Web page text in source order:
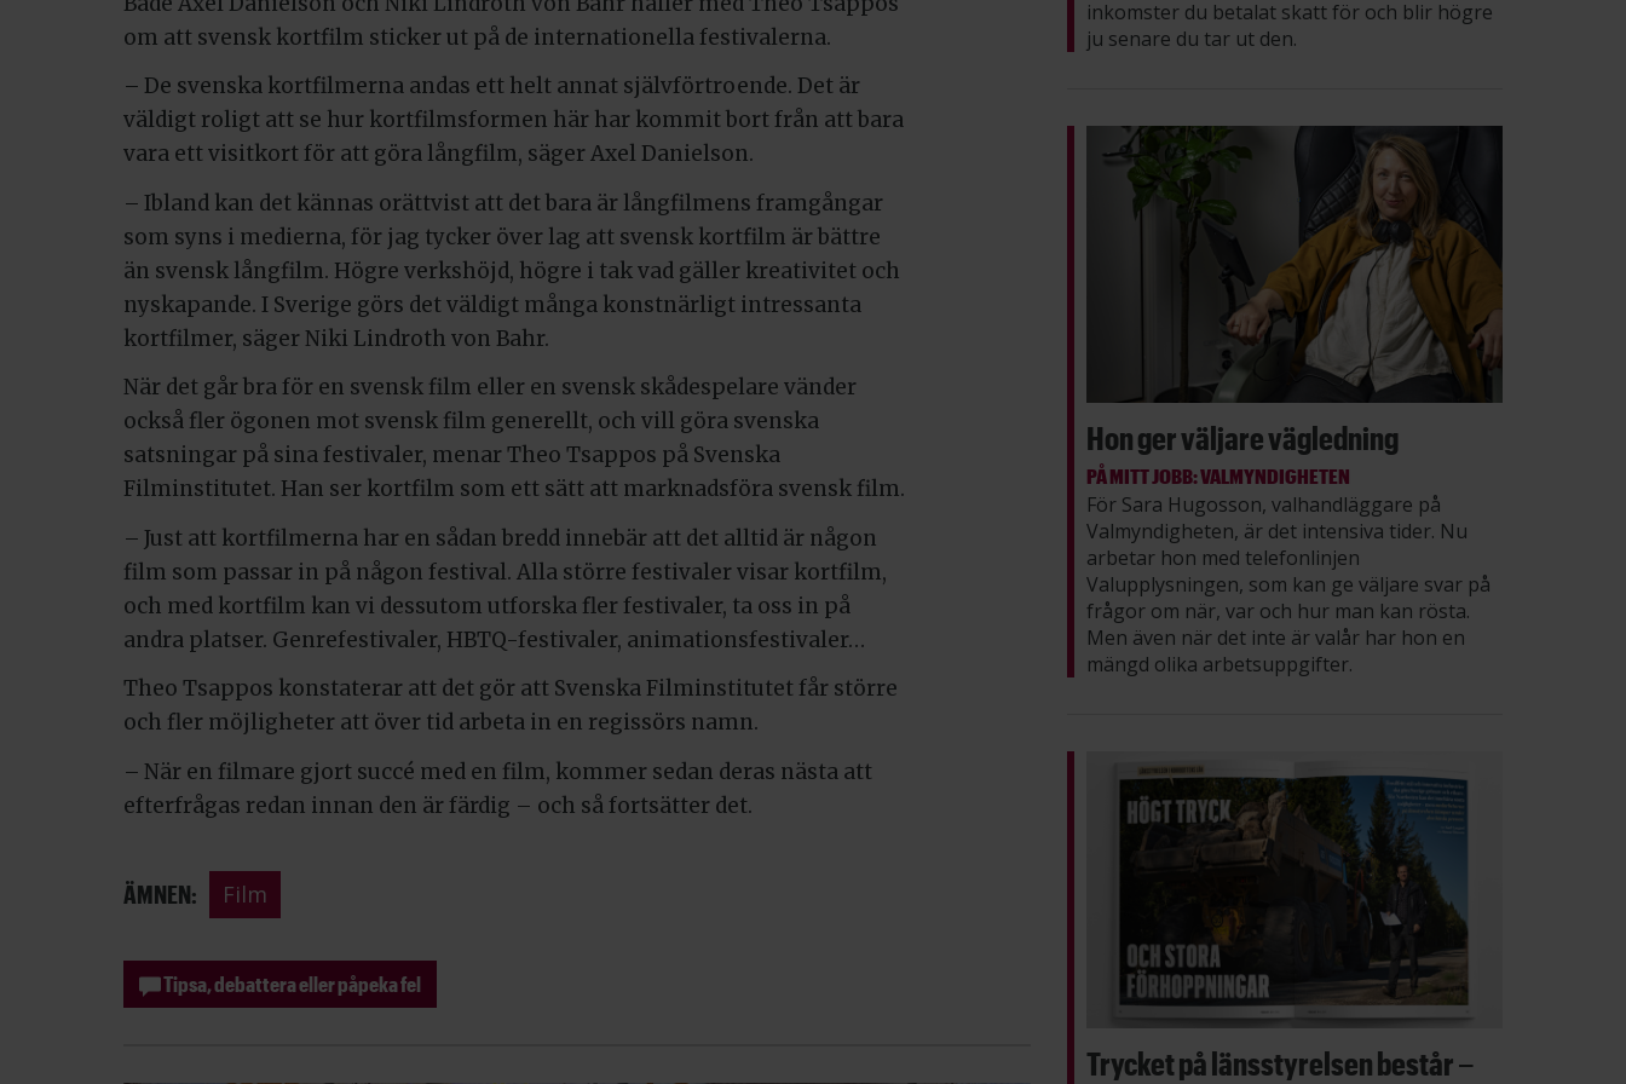
om att svensk kortfilm sticker ut på de internationella festivalerna.
– De svenska kortfilmerna andas ett helt annat självförtroende. Det är
väldigt roligt att se hur kortfilmsformen här har kommit bort från att bara
vara ett visitkort för att göra långfilm, säger Axel Danielson.
– Ibland kan det kännas orättvist att det bara är långfilmens framgångar
som syns i medierna, för jag tycker över lag att svensk kortfilm är bättre
än svensk långfilm. Högre verkshöjd, högre i tak vad gäller kreativitet och
nyskapande. I Sverige görs det väldigt många konstnärligt intressanta
kortfilmer, säger Niki Lindroth von Bahr.
När det går bra för en svensk film eller en svensk skådespelare vänder
också fler ögonen mot svensk film generellt, och vill göra svenska
satsningar på sina festivaler, menar Theo Tsappos på Svenska
Filminstitutet. Han ser kortfilm som ett sätt att marknadsföra svensk film.
– Just att kortfilmerna har en sådan bredd innebär att det alltid är någon
film som passar in på någon festival. Alla större festivaler visar kortfilm,
och med kortfilm kan vi dessutom utforska fler festivaler, ta oss in på
andra platser. Genrefestivaler, HBTQ-festivaler, animationsfestivaler…
Theo Tsappos konstaterar att det gör att Svenska Filminstitutet får större
och fler möjligheter att över tid arbeta in en regissörs namn.
– När en filmare gjort succé med en film, kommer sedan deras nästa att
efterfrågas redan innan den är färdig – och så fortsätter det.
ÄMNEN: Film
Tipsa, debattera eller påpeka fel
inkomster du betalat skatt för och blir högre
ju senare du tar ut den.
Hon ger väljare vägledning
PÅ MITT JOBB: VALMYNDIGHETEN
För Sara Hugosson, valhandläggare på
Valmyndigheten, är det intensiva tider. Nu
arbetar hon med telefonlinjen
Valupplysningen, som kan ge väljare svar på
frågor om när, var och hur man kan rösta.
Men även när det inte är valår har hon en
mängd olika arbetsuppgifter.
Trycket på länsstyrelsen består –